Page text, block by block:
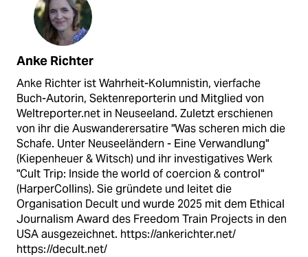
Anke Richter
Anke Richter ist Wahrheit-Kolumnistin, vierfache
Buch-Autorin, Sektenreporterin und Mitglied von
Weltreporter.net in Neuseeland. Zuletzt erschienen
von ihr die Auswanderersatire "Was scheren mich die
Schafe. Unter Neuseeländern - Eine Verwandlung"
(Kiepenheuer & Witsch) und ihr investigatives Werk
"Cult Trip: Inside the world of coercion & control"
(HarperCollins). Sie gründete und leitet die
Organisation Decult und wurde 2025 mit dem Ethical
Journalism Award des Freedom Train Projects in den
USA ausgezeichnet. https://ankerichter.net/
https://decult.net/